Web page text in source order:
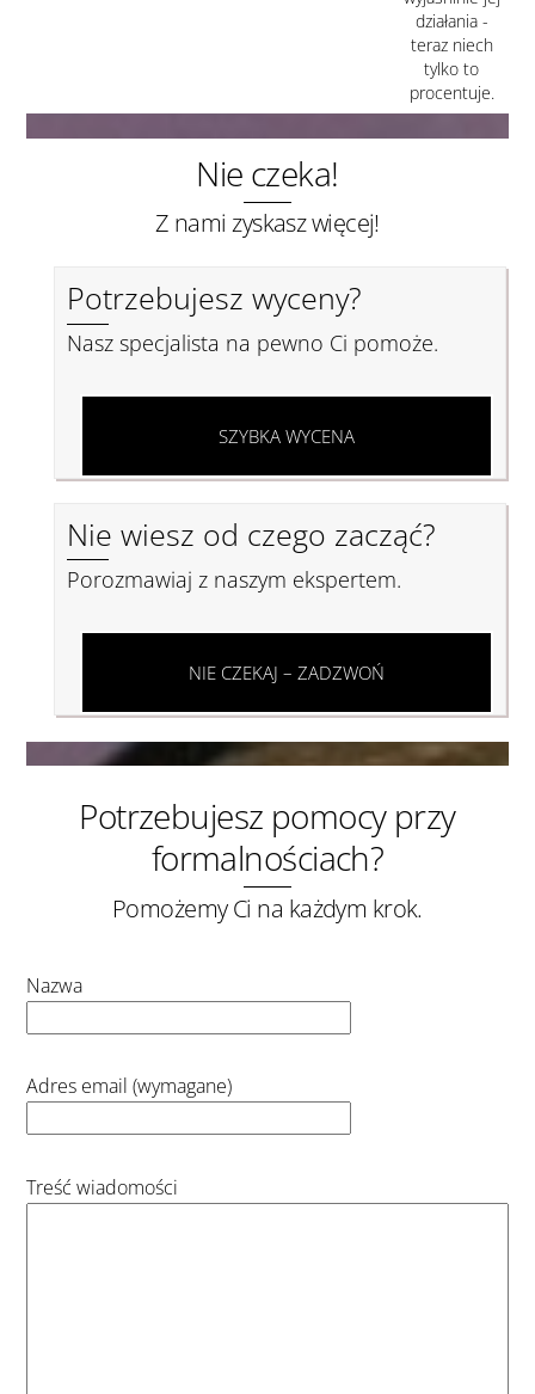
działania -
teraz niech
tylko to
procentuje.
Nie czeka!
Z nami zyskasz więcej!
Potrzebujesz wyceny?
Nasz specjalista na pewno Ci pomoże.
SZYBKA WYCENA
Nie wiesz od czego zacząć?
Porozmawiaj z naszym ekspertem.
NIE CZEKAJ – ZADZWOŃ
Potrzebujesz pomocy przy
formalnościach?
Pomożemy Ci na każdym krok.
Nazwa
Adres email (wymagane)
Treść wiadomości